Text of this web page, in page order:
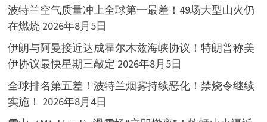
波特兰空气质量冲上全球第一最差！49场大型山火仍
在燃烧 2026年8月5日
伊朗与阿曼接近达成霍尔木兹海峡协议！特朗普称美
伊协议最快星期三敲定 2026年8月5日
全球排名第五差！波特兰烟雾持续恶化！禁烧令继续
实施！ 2026年8月4日